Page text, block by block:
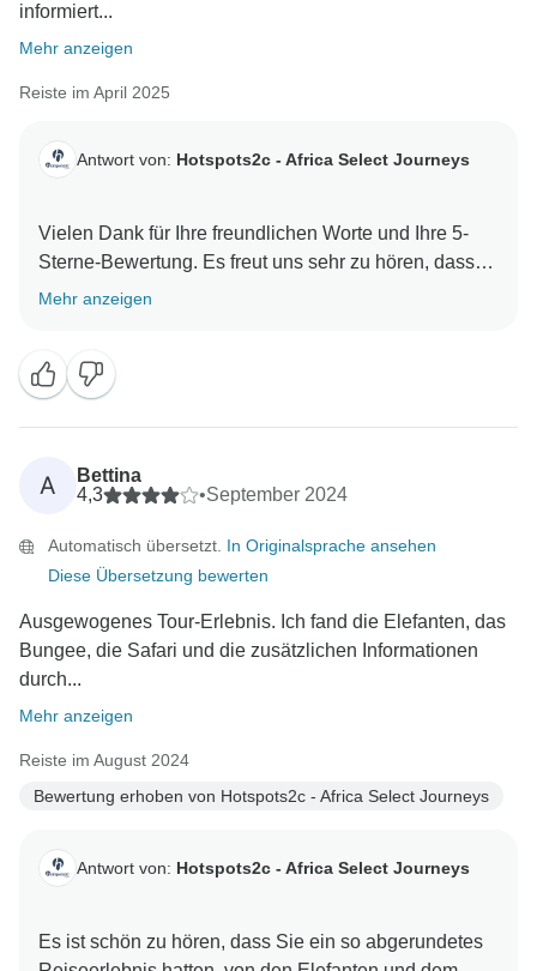
informiert...
Mehr anzeigen
Reiste im April 2025
Antwort von: Hotspots2c - Africa Select Journeys
Vielen Dank für Ihre freundlichen Worte und Ihre 5-
Sterne-Bewertung. Es freut uns sehr zu hören, dass
Sie drei wundervolle Tage voller Abenteuer hatten
unvergesslich gemacht hat.
Wir werden Ihren Dank an ihn weiterleiten - er wird
sich freuen zu wissen, dass er dazu beigetragen hat,
Ihr Erlebnis zu einem so großartigen Erlebnis zu
Wir hoffen, Sie bald wieder bei einem weiteren
Bleiben Sie immer abenteuerlustig,
Mehr anzeigen
A
Bettina
4,3
•September 2024
Automatisch übersetzt. In Originalsprache ansehen
Diese Übersetzung bewerten
Ausgewogenes Tour-Erlebnis. Ich fand die Elefanten, das
Bungee, die Safari und die zusätzlichen Informationen
durch...
Mehr anzeigen
Reiste im August 2024
Bewertung erhoben von Hotspots2c - Africa Select Journeys
Antwort von: Hotspots2c - Africa Select Journeys
Es ist schön zu hören, dass Sie ein so abgerundetes